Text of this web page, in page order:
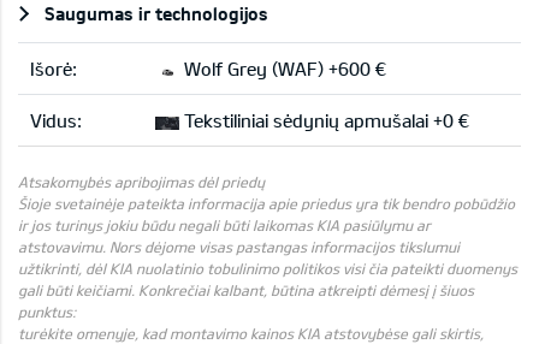
Saugumas ir technologijos
Išorė: Wolf Grey (WAF) +600 €
Vidus: Tekstiliniai sėdynių apmušalai +0 €
Atsakomybės apribojimas dėl priedų
Šioje svetainėje pateikta informacija apie priedus yra tik bendro pobūdžio
ir jos turinys jokiu būdu negali būti laikomas KIA pasiūlymu ar
atstovavimu. Nors dėjome visas pastangas informacijos tikslumui
užtikrinti, dėl KIA nuolatinio tobulinimo politikos visi čia pateikti duomenys
gali būti keičiami. Konkrečiai kalbant, būtina atkreipti dėmesį į šiuos
punktus:
turėkite omenyje, kad montavimo kainos KIA atstovybėse gali skirtis,